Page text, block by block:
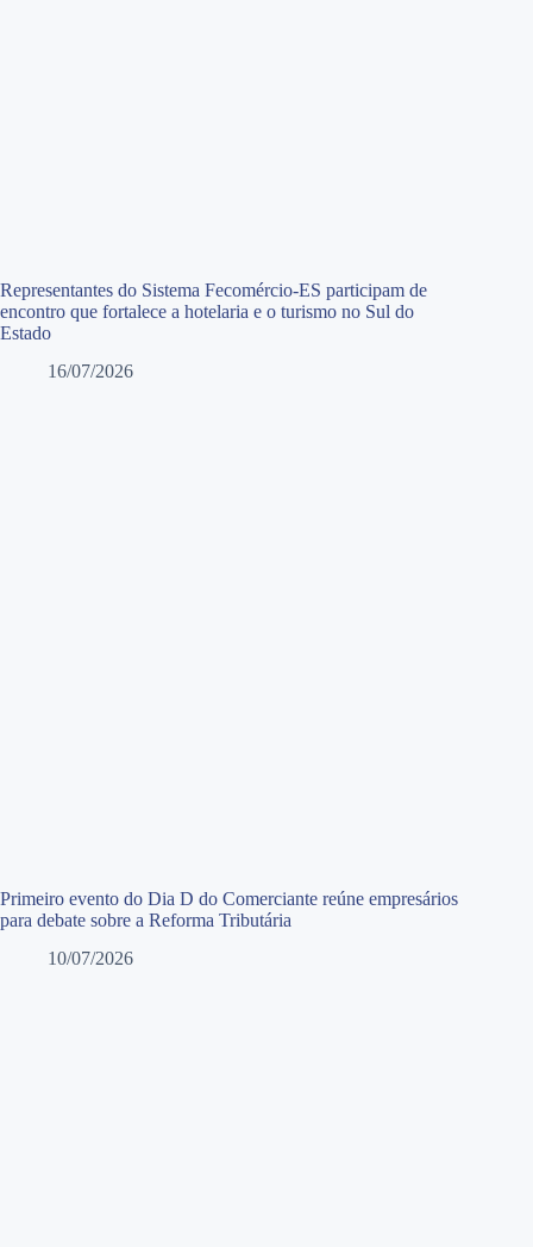
Representantes do Sistema Fecomércio-ES participam de
encontro que fortalece a hotelaria e o turismo no Sul do
Estado
16/07/2026
Primeiro evento do Dia D do Comerciante reúne empresários
para debate sobre a Reforma Tributária
10/07/2026